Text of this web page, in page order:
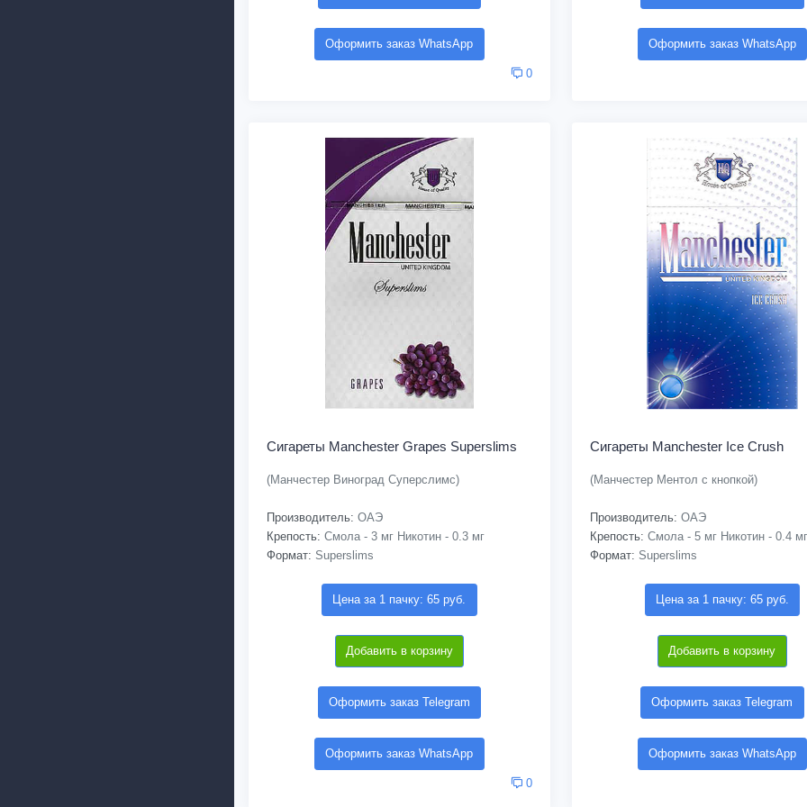
Оформить заказ WhatsApp
0
Оформить заказ WhatsApp
Сигареты Manchester Grapes Superslims
(Манчестер Виноград Суперслимс)
Производитель: ОАЭ
Крепость: Смола - 3 мг Никотин - 0.3 мг
Формат: Superslims
Цена за 1 пачку: 65 руб.
Добавить в корзину
Оформить заказ Telegram
Оформить заказ WhatsApp
0
Сигареты Manchester Ice Crush
(Манчестер Ментол с кнопкой)
Производитель: ОАЭ
Крепость: Смола - 5 мг Никотин - 0.4 мг
Формат: Superslims
Цена за 1 пачку: 65 руб.
Добавить в корзину
Оформить заказ Telegram
Оформить заказ WhatsApp